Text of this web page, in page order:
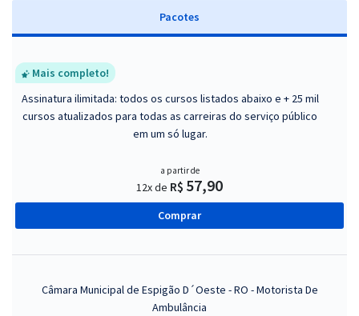
Pacotes
Mais completo!
Assinatura ilimitada: todos os cursos listados abaixo e + 25 mil
cursos atualizados para todas as carreiras do serviço público
em um só lugar.
a partir de
12x de R$ 57,90
Comprar
Câmara Municipal de Espigão D´Oeste - RO - Motorista De
Ambulância